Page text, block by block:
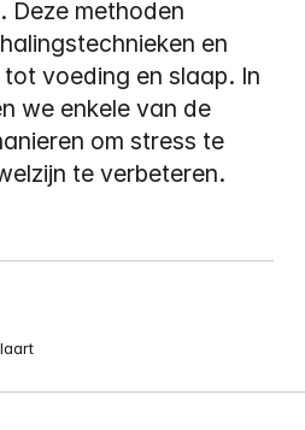
Deze methoden
en
voeding en slaap. In
we enkele van de
om stress te
te verbeteren.